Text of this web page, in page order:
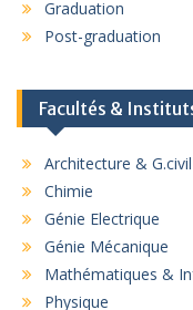
Graduation
Post-graduation
Facultés &
Architecture & G.civil
Chimie
Génie Electrique
Génie Mécanique
Mathématiques &
Physique